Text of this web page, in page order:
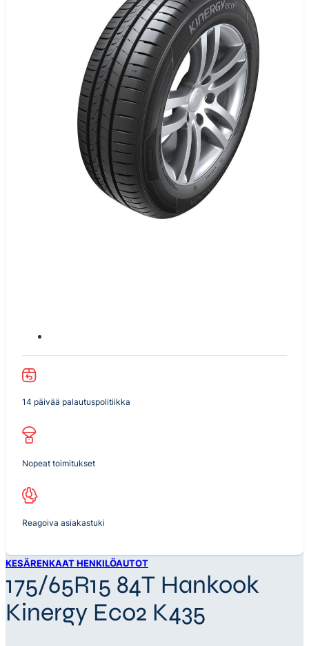
14 päivää palautuspolitiikka
Nopeat toimitukset
Reagoiva asiakastuki
KESÄRENKAAT HENKILÖAUTOT
175/65R15 84T Hankook
Kinergy Eco2 K435